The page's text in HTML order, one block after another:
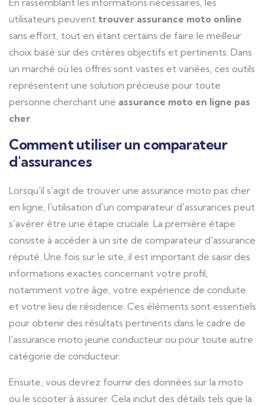
En rassemblant les informations nécessaires, les
utilisateurs peuvent trouver assurance moto online
sans effort, tout en étant certains de faire le meilleur
choix basé sur des critères objectifs et pertinents. Dans
un marché où les offres sont vastes et variées, ces outils
représentent une solution précieuse pour toute
personne cherchant une assurance moto en ligne pas
cher.
Comment utiliser un comparateur
d'assurances
Lorsqu'il s'agit de trouver une assurance moto pas cher
en ligne, l'utilisation d'un comparateur d'assurances peut
s'avérer être une étape cruciale. La première étape
consiste à accéder à un site de comparateur d'assurance
réputé. Une fois sur le site, il est important de saisir des
informations exactes concernant votre profil,
notamment votre âge, votre expérience de conduite
et votre lieu de résidence. Ces éléments sont essentiels
pour obtenir des résultats pertinents dans le cadre de
l'assurance moto jeune conducteur ou pour toute autre
catégorie de conducteur.
Ensuite, vous devrez fournir des données sur la moto
ou le scooter à assurer. Cela inclut des détails tels que la